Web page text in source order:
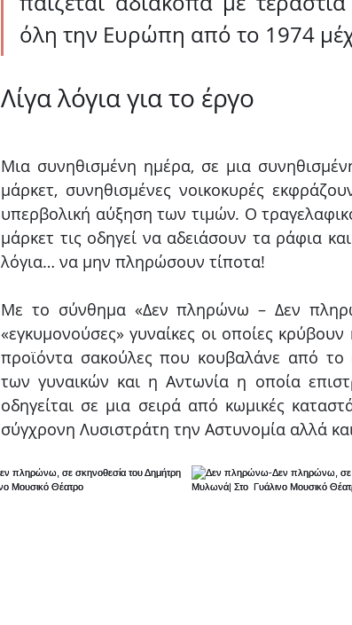
όλη την Ευρώπη από το 1974
Λίγα λόγια για το έργο
Μια συνηθισμένη ημέρα, σε μια
μάρκετ, συνηθισμένες νοικοκυρές
υπερβολική αύξηση των τιμών. Ο
μάρκετ τις οδηγεί να αδειάσουν τα ράφια
λόγια… να μην πληρώσουν τίποτα!
Με το σύνθημα «Δεν πληρώνω – Δεν
«εγκυμονούσες» γυναίκες οι οποίες
προϊόντα σακούλες που κουβαλάνε από
των γυναικών και η Αντωνία η οποία
οδηγείται σε μια σειρά από κωμικές
σύγχρονη Λυσιστράτη την Αστυνομία αλλά